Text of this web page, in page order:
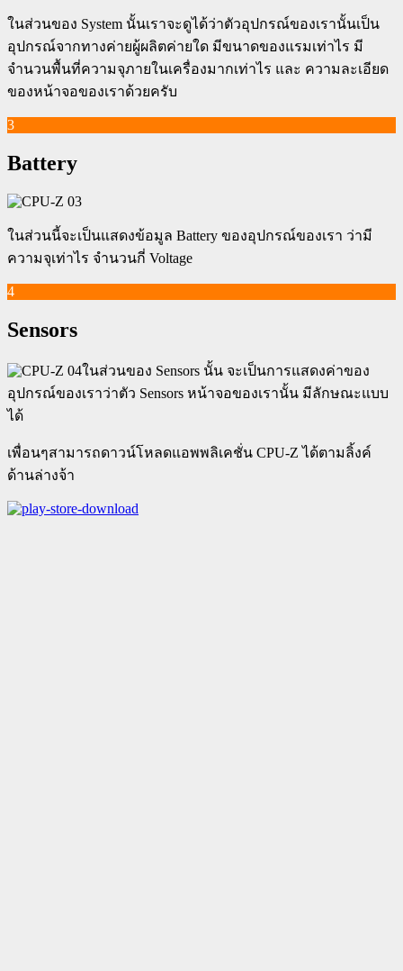
ในส่วนของ System นั้นเราจะดูได้ว่าตัวอุปกรณ์ของเรานั้นเป็น
อุปกรณ์จากทางค่ายผู้ผลิตค่ายใด มีขนาดของแรมเท่าไร มี
จำนวนพื้นที่ความจุภายในเครื่องมากเท่าไร และ ความละเอียด
ของหน้าจอของเราด้วยครับ
3
Battery
ในส่วนนี้จะเป็นแสดงข้อมูล Battery ของอุปกรณ์ของเรา ว่ามี
ความจุเท่าไร จำนวนกี่ Voltage
4
Sensors
ในส่วนของ Sensors นั้น จะเป็นการแสดงค่าของ
อุปกรณ์ของเราว่าตัว Sensors หน้าจอของเรานั้น มีลักษณะแบบ
ได้
เพื่อนๆสามารถดาวน์โหลดแอพพลิเคชั่น CPU-Z ได้ตามลิ้งค์
ด้านล่างจ้า